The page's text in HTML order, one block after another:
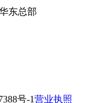
东总部
号-1营业执照